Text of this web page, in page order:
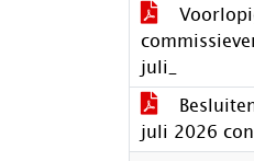
juli_
juli 2026